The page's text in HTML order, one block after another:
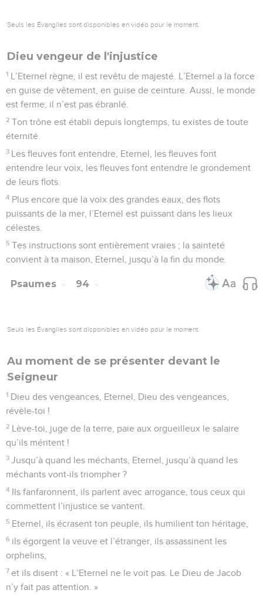
Seuls les Évangiles sont disponibles en vidéo pour le moment.
Dieu vengeur de l'injustice
1 L’Eternel règne, il est revêtu de majesté. L’Eternel a la force
en guise de vêtement, en guise de ceinture. Aussi, le monde
est ferme, il n’est pas ébranlé.
2 Ton trône est établi depuis longtemps, tu existes de toute
éternité.
3 Les fleuves font entendre, Eternel, les fleuves font
entendre leur voix, les fleuves font entendre le grondement
de leurs flots.
4 Plus encore que la voix des grandes eaux, des flots
puissants de la mer, l’Eternel est puissant dans les lieux
célestes.
5 Tes instructions sont entièrement vraies ; la sainteté
convient à ta maison, Eternel, jusqu’à la fin du monde.
Psaumes 94
Seuls les Évangiles sont disponibles en vidéo pour le moment.
Au moment de se présenter devant le
Seigneur
1 Dieu des vengeances, Eternel, Dieu des vengeances,
révèle-toi !
2 Lève-toi, juge de la terre, paie aux orgueilleux le salaire
qu’ils méritent !
3 Jusqu’à quand les méchants, Eternel, jusqu’à quand les
méchants vont-ils triompher ?
4 Ils fanfaronnent, ils parlent avec arrogance, tous ceux qui
commettent l’injustice se vantent.
5 Eternel, ils écrasent ton peuple, ils humilient ton héritage,
6 ils égorgent la veuve et l’étranger, ils assassinent les
orphelins,
7 et ils disent : « L’Eternel ne le voit pas. Le Dieu de Jacob
n’y fait pas attention. »